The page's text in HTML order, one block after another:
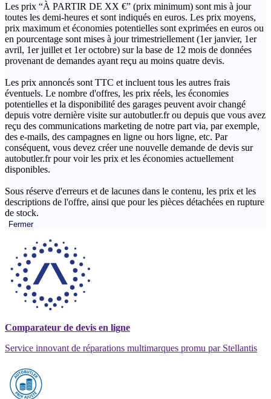
Les prix “À PARTIR DE XX €” (prix minimum) sont mis à jour
toutes les demi-heures et sont indiqués en euros. Les prix moyens,
prix maximum et économies potentielles sont exprimées en euros ou
en pourcentage sont mises à jour trimestriellement (1er janvier, 1er
avril, 1er juillet et 1er octobre) sur la base de 12 mois de données
provenant de demandes ayant reçu au moins quatre devis.
Les prix annoncés sont TTC et incluent tous les autres frais
éventuels. Le nombre d'offres, les prix réels, les économies
potentielles et la disponibilité des garages peuvent avoir changé
depuis votre dernière visite sur autobutler.fr ou depuis que vous avez
reçu des communications marketing de notre part via, par exemple,
des e-mails, des campagnes en ligne ou hors ligne, etc. Par
conséquent, vous devez créer une nouvelle demande de devis sur
autobutler.fr pour voir les prix et les économies actuellement
disponibles.
Sous réserve d'erreurs et de lacunes dans le contenu, les prix et les
descriptions de l'offre, ainsi que pour les pièces détachées en rupture
de stock.
Fermer
Comparateur de devis en ligne
Service innovant de réparations multimarques promu par Stellantis